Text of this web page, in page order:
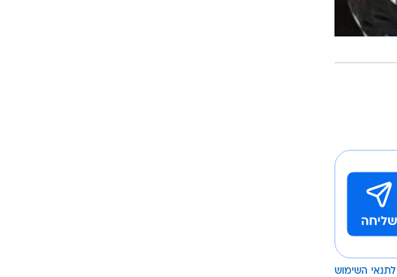
לתנאי השימוש